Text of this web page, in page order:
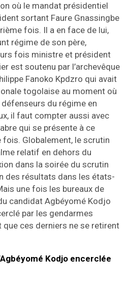
où le mandat présidentiel
sortant Faure Gnassingbe
fois. Il a en face de lui,
régime de son père,
fois ministre et président
est soutenu par l’archevêque
Fanoko Kpdzro qui avait
togolaise au moment où
du régime en
il faut compter aussi avec
qui se présente à ce
Globalement, le scrutin
relatif en dehors du
dans la soirée du scrutin
des résultats dans les états-
une fois les bureaux de
candidat Agbéyomé Kodjo
par les gendarmes
ces derniers ne se retirent
Kodjo encerclée